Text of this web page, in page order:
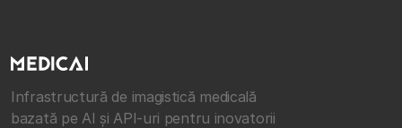
Infrastructură de imagistică medicală
bazată pe AI și API-uri pentru inovatorii